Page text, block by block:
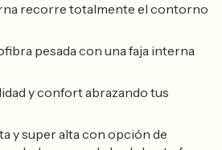
recorre totalmente el contorno
pesada con una faja interna
y confort abrazando tus
y super alta con opción de